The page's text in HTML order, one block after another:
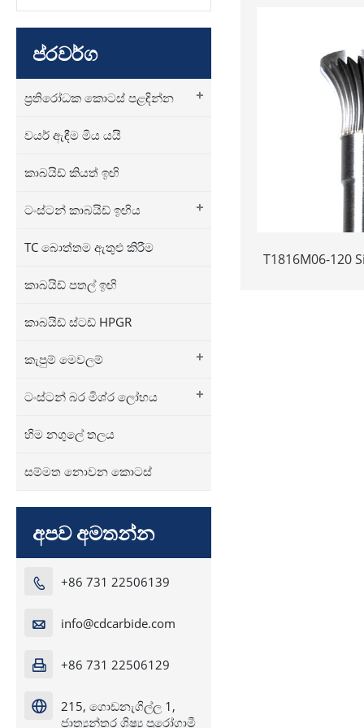
ප්රවර්ග
+
ප්‍රතිරෝධක කොටස් පළඳින්න
වයර් ඇඳීම මිය යයි
කාබයිඩ් කියත් ඉඟි
+
ටංස්ටන් කාබයිඩ් ඉඟිය
TC බොත්තම ඇතුළු කිරීම
කාබයිඩ් පතල් ඉඟි
කාබයිඩ් ස්ටඩ් HPGR
+
කැපුම් මෙවලම්
+
ටංස්ටන් බර මිශ්ර ලෝහය
හිම නගුලේ තලය
සම්මත නොවන කොටස්
අපව අමතන්න
 +86 731 22506139
 info@cdcarbide.com
 +86 731 22506129

215, ගොඩනැගිල්ල 1,
ජාත්‍යන්තර ශිෂ්‍ය පුරෝගාමී
T1816M06-120